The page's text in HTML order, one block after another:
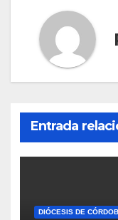
Entrada
DIÓCESIS DE